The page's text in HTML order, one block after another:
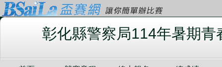
彰化縣警察局114年暑期